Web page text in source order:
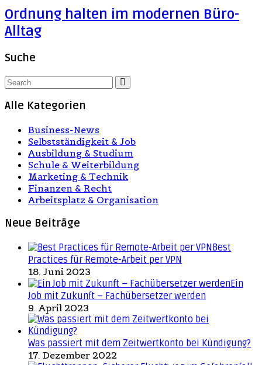
Ordnung halten im modernen Büro-
Alltag
Suche
Alle Kategorien
Business-News
Selbstständigkeit & Job
Ausbildung & Studium
Schule & Weiterbildung
Marketing & Technik
Finanzen & Recht
Arbeitsplatz & Organisation
Neue Beiträge
Best
Practices für Remote-Arbeit per VPN
18. Juni 2023
Ein
Job mit Zukunft – Fachübersetzer werden
9. April 2023
Was passiert mit dem Zeitwertkonto bei Kündigung?
17. Dezember 2022